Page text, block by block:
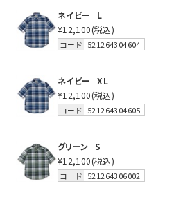
ネイビー
L
¥12,100(税込)
コード 521264304604
ネイビー
XL
¥12,100(税込)
コード 521264304605
グリーン
S
¥12,100(税込)
コード 521264306002